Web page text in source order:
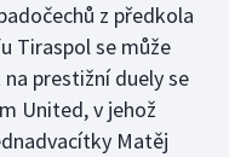
z předkola
Tiraspol se může
prestižní duely se
United, v jehož
Matěj